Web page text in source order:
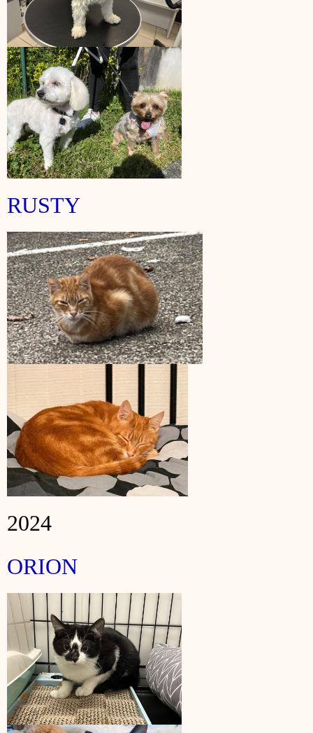
RUSTY
2024
ORION